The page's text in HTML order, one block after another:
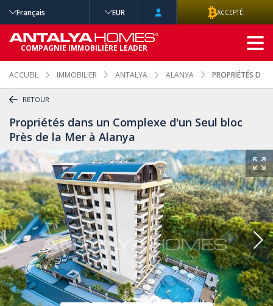
ACCUEIL IMMOBILIER ANTALYA ALANYA PROPRIÉTÉS
RETOUR
Propriétés dans un Complexe d'un Seul bloc
Près de la Mer à Alanya
Français EUR ACCEPTÉ
COMPAGNIE IMMOBILIÈRE LEADER
RECHERCHE
AVANCÉE